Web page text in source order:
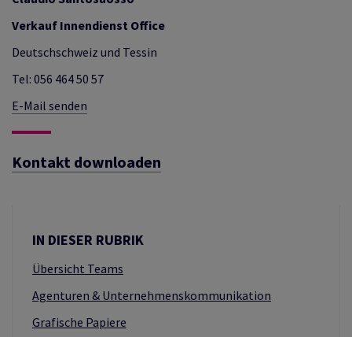
Verkauf Innendienst Office
Deutschschweiz und Tessin
Tel: 056 464 50 57
E-Mail senden
Kontakt downloaden
IN DIESER RUBRIK
Übersicht Teams
Agenturen & Unternehmenskommunikation
Grafische Papiere